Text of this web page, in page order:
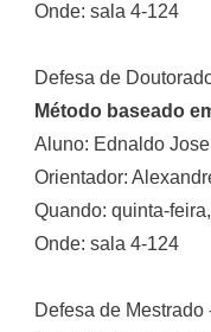
Onde: sala 4-124
Defesa de
Método baseado
Aluno: Ednaldo
Orientador:
Quando: quinta-
Onde: sala 4-124
Defesa de